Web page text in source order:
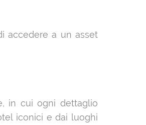
accedere a un asset
in cui ogni dettaglio
iconici e dai luoghi